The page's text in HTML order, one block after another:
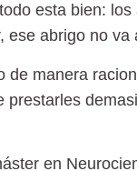
esta bien:
ese abrigo no
de manera
en